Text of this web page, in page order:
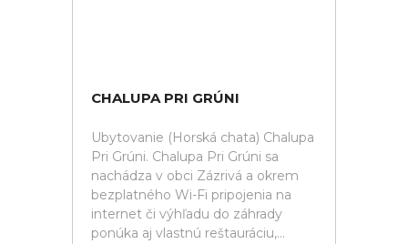
CHALUPA PRI GRÚNI
Ubytovanie (Horská chata) Chalupa
Pri Grúni. Chalupa Pri Grúni sa
nachádza v obci Zázrivá a okrem
bezplatného Wi-Fi pripojenia na
internet či výhľadu do záhrady
ponúka aj vlastnú reštauráciu,...